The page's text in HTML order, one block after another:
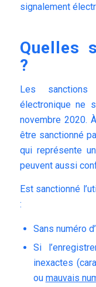
signalement
Quelles
?
Les
électronique ne
novembre 2020.
être sanctionné
qui représente
peuvent aussi
Est sanctionné
:
Sans numéro
Si
inexactes
ou mauvais